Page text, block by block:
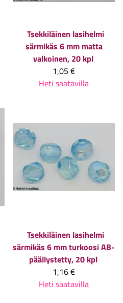
Tsekkiläinen lasihelmi
särmikäs 6 mm matta
valkoinen, 20 kpl
1,05 €
Heti saatavilla
Tsekkiläinen lasihelmi
särmikäs 6 mm turkoosi AB-
päällystetty, 20 kpl
1,16 €
Heti saatavilla